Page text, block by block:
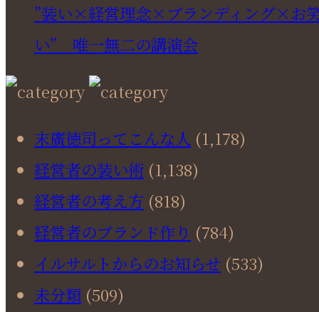
”装い×経営理念×ブランディング×お
い” 唯一無二の講演会
末廣徳司ってこんな人 (1,178)
経営者の装い術 (1,138)
経営者の考え方 (818)
経営者のブランド作り (784)
イルサルトからのお知らせ (533)
未分類 (509)